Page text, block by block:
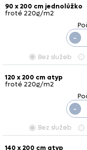
90 x 200 cm jednolůžko
froté 220g/m2
-
Bez služeb
120 x 200 cm atyp
froté 220g/m2
-
Bez služeb
140 x 200 cm atyp